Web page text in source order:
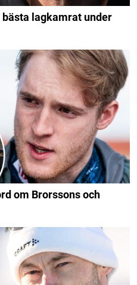
lagkamrat under
om Brorssons och